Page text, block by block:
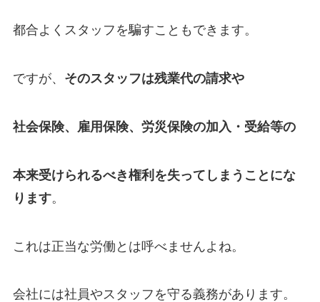
都合よくスタッフを騙すこともできます。
ですが、 そのスタッフは残業代の請求や
社会保険、雇用保険、労災保険の加入・受給等の
本来受けられるべき権利を失ってしまうことにな
ります。
これは正当な労働とは呼べませんよね。
会社には社員やスタッフを守る義務があります。